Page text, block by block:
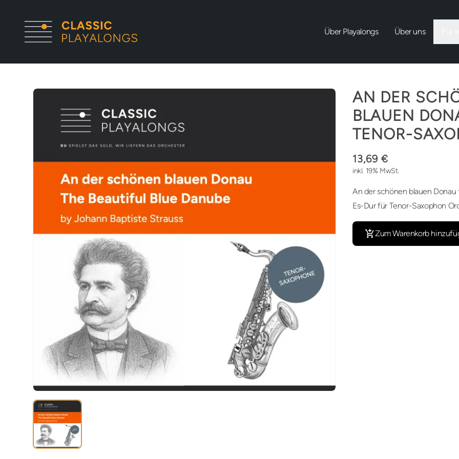
Über Playalongs Über uns
AN DER
BLAUEN
TENOR-
13,69 €
inkl. 19% MwSt.
An der schönen blauen
Es-Dur für Tenor-Saxophon
Zum Warenkorb